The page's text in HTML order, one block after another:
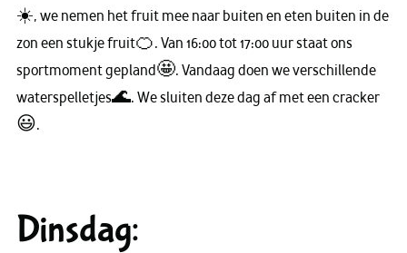
☀️, we nemen het fruit mee naar buiten en eten buiten in de
zon een stukje fruit🍊. Van 16:00 tot 17:00 uur staat ons
sportmoment gepland🤩. Vandaag doen we verschillende
waterspelletjes🌊. We sluiten deze dag af met een cracker
😃.
Dinsdag: